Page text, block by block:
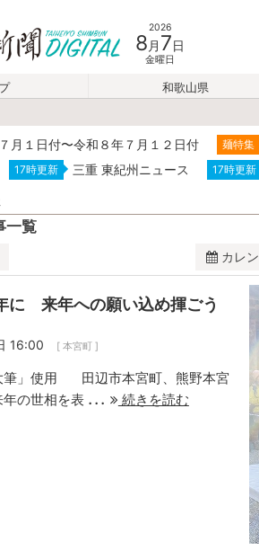
2026
8 月 7日
金曜日
和歌山県
月１日付〜令和８年７月１２日付 麺特集
17時更新 三重 東紀州ニュース 17時更新
一覧
カレ
月 火 水
27
4 5
11 12
に 来年への願い込め揮ごう
16:00 [ 本宮町 ]
筆」使用 田辺市本宮町、熊野本宮
の世相を表 ... 続きを読む